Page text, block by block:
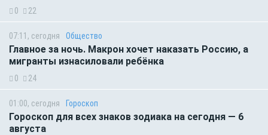
0 22
07:11, сегодня Общество
Главное за ночь. Макрон хочет наказать Россию, а
мигранты изнасиловали ребёнка
0 24
01:00, сегодня Гороскоп
Гороскоп для всех знаков зодиака на сегодня — 6
августа